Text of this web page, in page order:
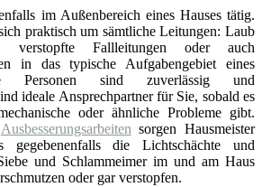
im Außenbereich eines Hauses tätig.
praktisch um sämtliche Leitungen: Laub
verstopfte Fallleitungen oder auch
in das typische Aufgabengebiet eines
Personen sind zuverlässig und
ideale Ansprechpartner für Sie, sobald es
oder ähnliche Probleme gibt.
Ausbesserungsarbeiten sorgen Hausmeister
gegebenenfalls die Lichtschächte und
und Schlammeimer im und am Haus
oder gar verstopfen.